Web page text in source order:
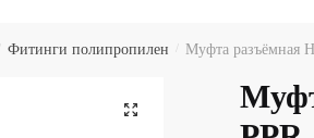
Фитинги полипропилен Муфта разъёмная
🔍